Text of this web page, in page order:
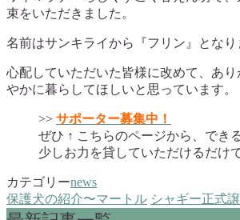
束をいただきました。
名前はサンキライから『フリン』とな
心配していただいた皆様に改めて、あ
やかに暮らしてほしいと思っています。
>> サポーター募集中！
ぜひ ↑ こちらのページから、でき
少しお力を貸していただけるだけ
カテゴリーnews
保護犬の紹介〜マートル シャギー正式